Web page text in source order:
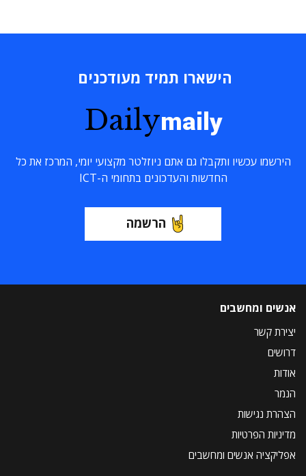
הישארו תמיד מעודכנים
Dailymaily
הירשמו עכשיו ותקבלו גם אתם ניוזלטר מקצועי יומי, המרכז את כל
החדשות והעדכונים בתחומי ה-ICT
הרשמה
אנשים ומחשבים
יצירת קשר
דרושים
אודות
הנמר
הצהרת נגישות
מדיניות הפרטיות
אפליקציה אנשים ומחשבים